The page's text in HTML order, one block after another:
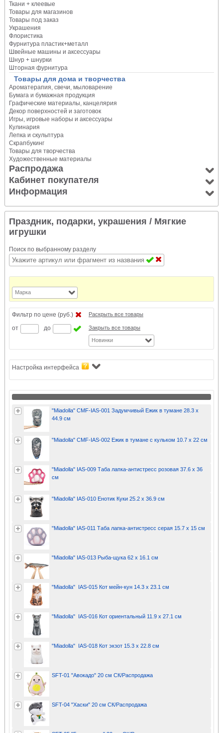
Ткани + клеевые
Товары для магазинов
Товары под заказ
Украшения
Флористика
Фурнитура пластик+металл
Швейные машины и аксессуары
Шнур + шнурки
Шторная фурнитура
Товары для дома и творчества
Ароматерапия, свечи, мыловарение
Бумага и бумажная продукция
Графические материалы, канцелярия
Декор поверхностей и заготовок
Игры, игровые наборы и аксессуары
Кулинария
Лепка и скульптура
Скрапбукинг
Товары для творчества
Художественные материалы
Распродажа
Кабинет покупателя
Информация
Праздник, подарки, украшения / Мягкие
игрушки
Поиск по выбранному разделу
Марка
Фильтр по цене (руб.)
от
до
Раскрыть все товары
Закрыть все товары
Новинки
Настройка интерфейса
"Miadolla" CMF-IAS-001 Задумчивый Ежик в тумане 28.3 х
44.9 см
"Miadolla" CMF-IAS-002 Ежик в тумане с кульком 10.7 х 22 см
"Miadolla" IAS-009 Таба лапка-антистресс розовая 37.6 х 36
см
"Miadolla" IAS-010 Енотик Куки 25.2 х 36.9 см
"Miadolla" IAS-011 Таба лапка-антистресс серая 15.7 х 15 см
"Miadolla" IAS-013 Рыба-щука 62 х 16.1 см
"Miadolla" IAS-015 Кот мейн-кун 14.3 х 23.1 см
"Miadolla" IAS-016 Кот ориентальный 11.9 х 27.1 см
"Miadolla" IAS-018 Кот экзот 15.3 х 22.8 см
SFT-01 "Авокадо" 20 см СК/Распродажа
SFT-04 "Хаски" 20 см СК/Распродажа